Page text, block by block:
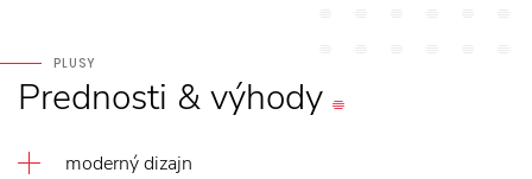
PLUSY
Prednosti &výhody
moderný dizajn